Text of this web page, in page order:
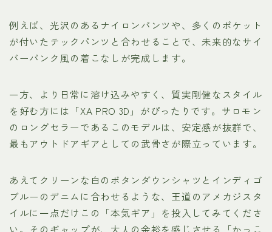
例えば、光沢のあるナイロンパンツや、多くのポケット
が付いたテックパンツと合わせることで、未来的なサイ
バーパンク風の着こなしが完成します。
一方、より日常に溶け込みやすく、質実剛健なスタイル
を好む方には「XA PRO 3D」がぴったりです。サロモン
のロングセラーであるこのモデルは、安定感が抜群で、
最もアウトドアギアとしての武骨さが際立っています。
あえてクリーンな白のボタンダウンシャツとインディゴ
ブルーのデニムに合わせるような、王道のアメカジスタ
イルに一点だけこの「本気ギア」を投入してみてくださ
い。そのギャップが、大人の余裕を感じさせる「かっこ